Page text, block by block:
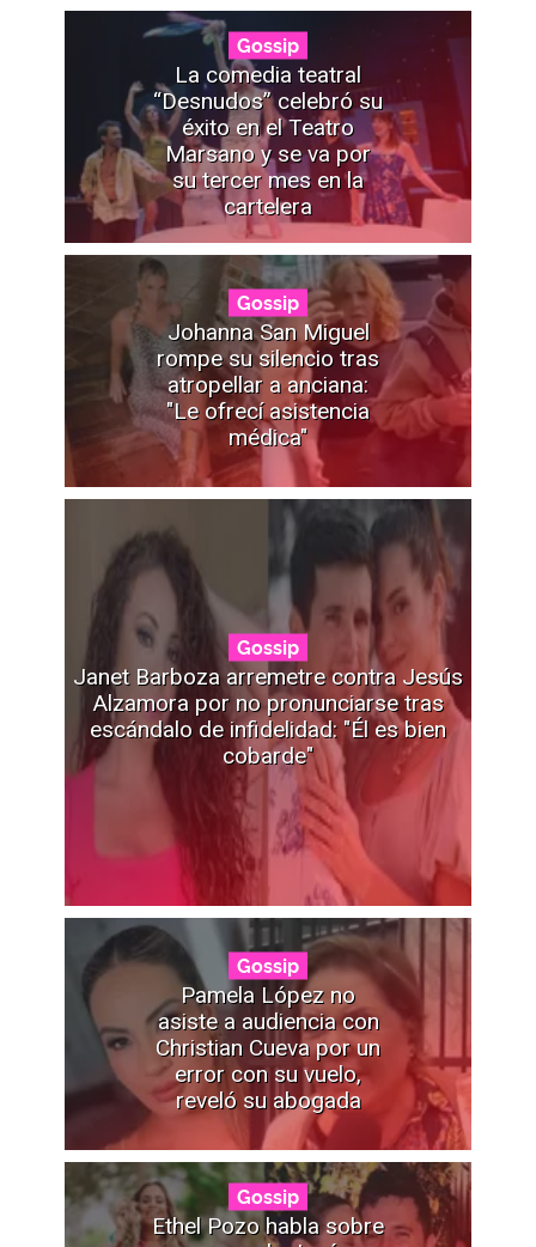
Gossip
La comedia teatral
“Desnudos” celebró su
éxito en el Teatro
Marsano y se va por
su tercer mes en la
cartelera
Gossip
Johanna San Miguel
rompe su silencio tras
atropellar a anciana:
"Le ofrecí asistencia
médica"
Gossip
Janet Barboza arremetre contra Jesús
Alzamora por no pronunciarse tras
escándalo de infidelidad: "Él es bien
cobarde"
Gossip
Pamela López no
asiste a audiencia con
Christian Cueva por un
error con su vuelo,
reveló su abogada
Gossip
Ethel Pozo habla sobre